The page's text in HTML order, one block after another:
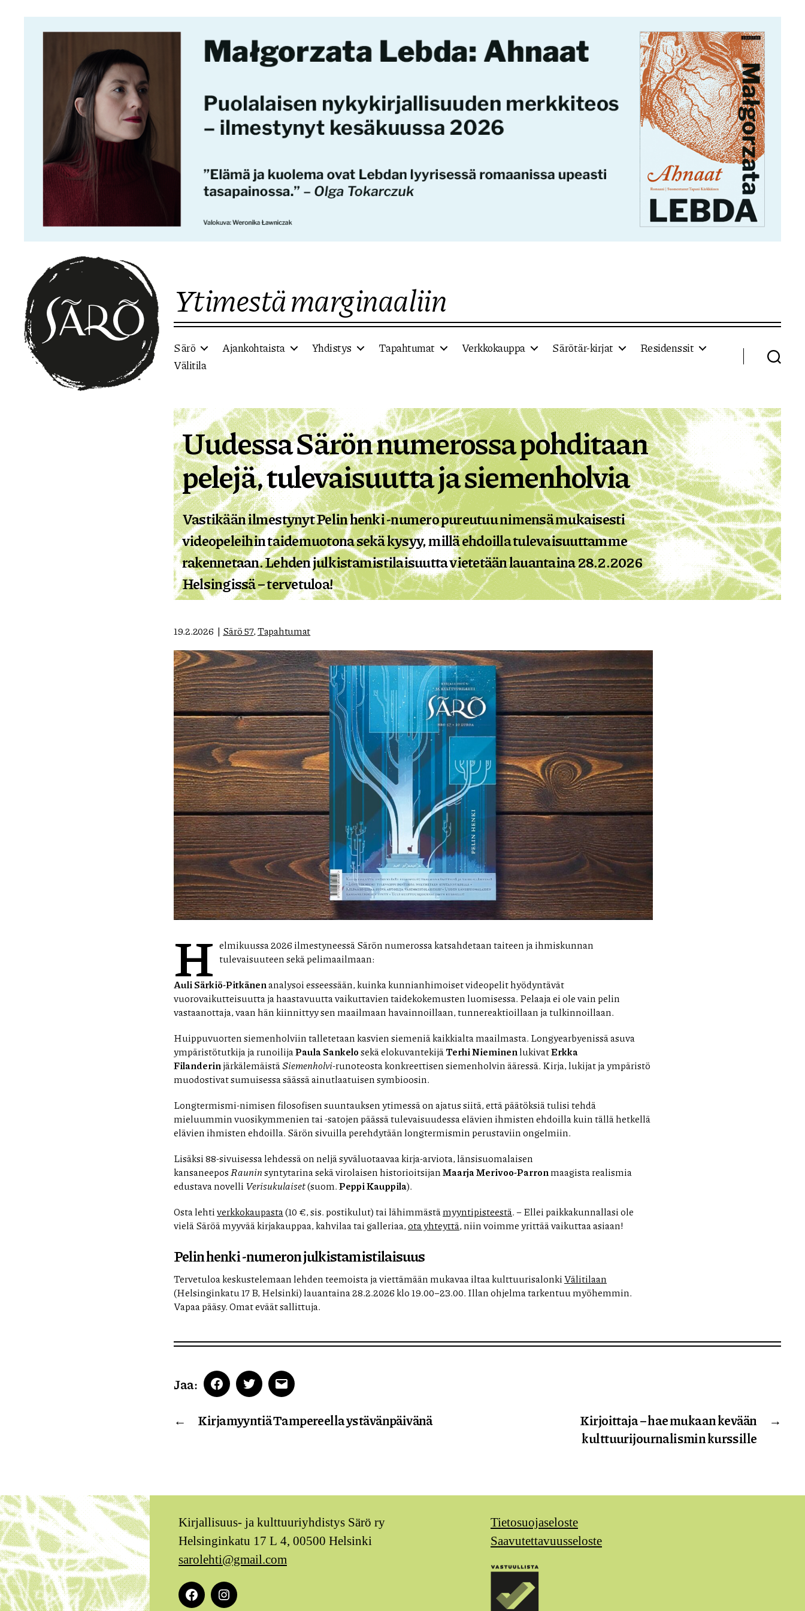
Ytimestä marginaaliin
Särö Ajankohtaista Yhdistys Tapahtumat Verkkokauppa Särötär-kirjat
Residenssit
Välitila
Haku
Uudessa Särön numerossa pohditaan
pelejä, tulevaisuutta ja siemenholvia
Vastikään ilmestynyt Pelin henki -numero pureutuu nimensä mukaisesti
videopeleihin taidemuotona sekä kysyy, millä ehdoilla tulevaisuuttamme
rakennetaan. Lehden julkistamistilaisuutta vietetään lauantaina 28.2.2026
Helsingissä – tervetuloa!
19.2.2026 Särö 57,Tapahtumat
H elmikuussa 2026 ilmestyneessä Särön numerossa katsahdetaan taiteen ja ihmiskunnan
tulevaisuuteen sekä pelimaailmaan:
Auli Särkiö-Pitkänenanalysoi esseessään, kuinka kunnianhimoiset videopelit hyödyntävät
vuorovaikutteisuutta ja haastavuutta vaikuttavien taidekokemusten luomisessa. Pelaaja ei ole vain pelin
vastaanottaja, vaan hän kiinnittyy sen maailmaan havainnoillaan, tunnereaktioillaan ja tulkinnoillaan.
Huippuvuorten siemenholviin talletetaan kasvien siemeniä kaikkialta maailmasta. Longyearbyenissä asuva
ympäristötutkija ja runoilija Paula Sankelosekä elokuvantekijä Terhi Nieminen lukivatErkka
Filanderin järkälemäistä Siemenholvi-runoteosta konkreettisen siemenholvin ääressä. Kirja, lukijat ja ympäristö
muodostivat sumuisessa säässä ainutlaatuisen symbioosin.
Longtermismi-nimisen filosofisen suuntauksen ytimessä on ajatus siitä, että päätöksiä tulisi tehdä
mieluummin vuosikymmenien tai -satojen päässä tulevaisuudessa elävien ihmisten ehdoilla kuin tällä hetkellä
elävien ihmisten ehdoilla. Särön sivuilla perehdytään longtermismin perustaviin ongelmiin.
Lisäksi 88-sivuisessa lehdessä on neljä syväluotaavaa kirja-arviota, länsisuomalaisen
kansaneepos Rauninsyntytarina sekä virolaisen historioitsijan Maarja Merivoo-Parron maagista realismia
edustava novelli Verisukulaiset(suom.Peppi Kauppila).
Osta lehtiverkkokaupasta (10 €, sis. postikulut) tai lähimmästä myyntipisteestä. – Ellei paikkakunnallasi ole
vielä Säröä myyvää kirjakauppaa, kahvilaa tai galleriaa,ota yhteyttä, niin voimme yrittää vaikuttaa asiaan!
Pelin henki -numeron julkistamistilaisuus
Tervetuloa keskustelemaan lehden teemoista ja viettämään mukavaa iltaa kulttuurisalonkiVälitilaan
(Helsinginkatu 17 B, Helsinki) lauantaina 28.2.2026 klo 19.00–23.00. Illan ohjelma tarkentuu myöhemmin.
Vapaa pääsy. Omat eväät sallittuja.
Jaa: FacebookTwitterEmail
←
Kirjamyyntiä Tampereella ystävänpäivänä →
Kirjoittaja – hae mukaan kevään
kulttuurijournalismin kurssille
Kirjallisuus- ja kulttuuriyhdistys Särö ry
Helsinginkatu 17 L 4, 00500 Helsinki
sarolehti@gmail.com
FacebookInstagram
Tietosuojaseloste
Saavutettavuusseloste